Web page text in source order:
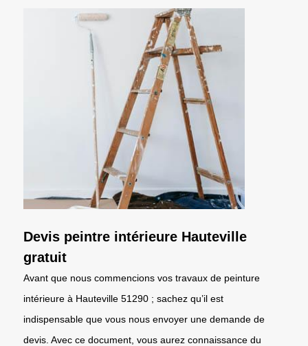
Devis peintre intérieure Hauteville
gratuit
Avant que nous commencions vos travaux de peinture
intérieure à Hauteville 51290 ; sachez qu’il est
indispensable que vous nous envoyer une demande de
devis. Avec ce document, vous aurez connaissance du